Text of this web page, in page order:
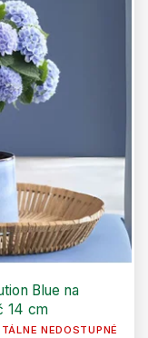
Blue na
14 cm
NEDOSTUPNÉ